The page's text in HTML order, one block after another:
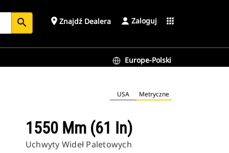
search place Znajdź Dealera Zaloguj apps
Europe-Polski
USA Metryczne
1550 Mm (61 In)
Uchwyty Wideł Paletowych